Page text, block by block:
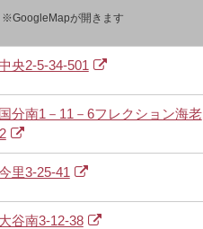
※GoogleMapが開きます
央2-5-34-501
分南1－11－6フレクション海老
里3-25-41
谷南3-12-38